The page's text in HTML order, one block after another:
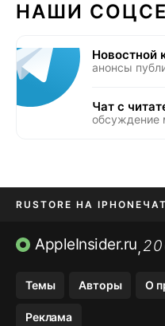
НАШИ
Новостной
анонсы
Чат с
обсуждение
RUSTORE НА IPHONE
AVITO НА IPHONEВТБ
AppleInsider.ru,
Темы Авторы О
Реклама